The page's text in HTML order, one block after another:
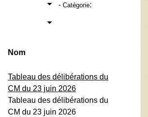
- Catégorie:
Nom
Tableau des délibérations du
CM du 23 juin 2026
Tableau des délibérations du
CM du 23 juin 2026